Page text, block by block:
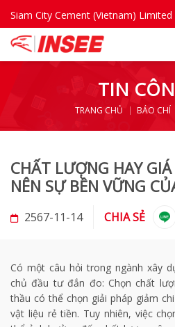
Siam City Cement (Vietnam) Limited
TIN
TRANG CHỦ BÁO CHÍ
CHẤT LƯỢNG HAY
NÊN SỰ BỀN VỮNG
2567-11-14 CHIA SẺ
Có một câu hỏi trong ngành xây
chủ đầu tư đắn đo: Chọn chất
thầu có thể chọn giải pháp giảm
vật liệu rẻ tiền. Tuy nhiên, việc